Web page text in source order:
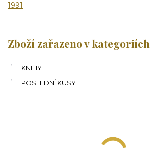
1991
Zboží zařazeno v kategoriích
KNIHY
POSLEDNÍ KUSY